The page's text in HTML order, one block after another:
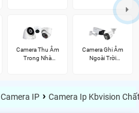
Camera Thu Âm
Trong Nhà
Camera Ghi Âm
Ngoài Trời
Camera IP › Camera Ip Kbvision